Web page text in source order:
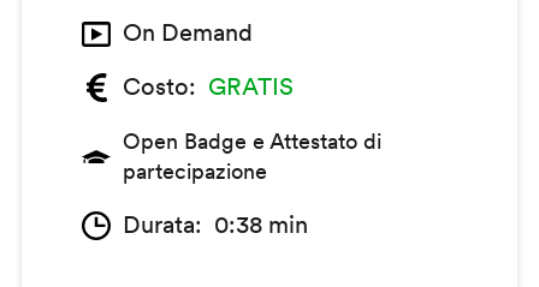
On Demand
Costo
GRATIS
Open Badge e Attestato di
partecipazione
Durata 0:38 min